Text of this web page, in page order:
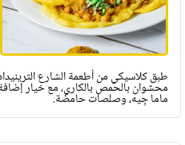
طبق كلاسيكي من أطعمة الشارع
محشوان بالحمص بالكاري، مع خيار
ماما جِيه، وصلصات حامضة.